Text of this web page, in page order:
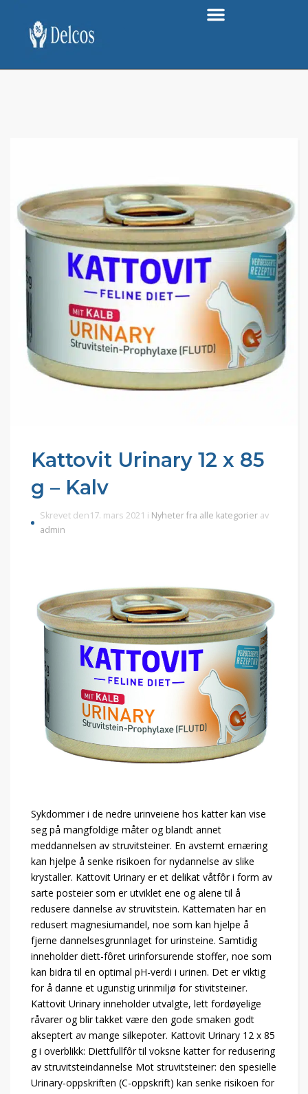
Kattovit Urinary 12 x 85
g – Kalv
Skrevet den17. mars 2021 i Nyheter fra alle kategorier av
admin
Sykdommer i de nedre urinveiene hos katter kan vise
seg på mangfoldige måter og blandt annet
meddannelsen av struvitsteiner. En avstemt ernæring
kan hjelpe å senke risikoen for nydannelse av slike
krystaller. Kattovit Urinary er et delikat våtfôr i form av
sarte posteier som er utviklet ene og alene til å
redusere dannelse av struvitstein. Kattematen har en
redusert magnesiumandel, noe som kan hjelpe å
fjerne dannelsesgrunnlaget for urinsteine. Samtidig
inneholder diett-fôret urinforsurende stoffer, noe som
kan bidra til en optimal pH-verdi i urinen. Det er viktig
for å danne et ugunstig urinmiljø for stivitsteiner.
Kattovit Urinary inneholder utvalgte, lett fordøyelige
råvarer og blir takket være den gode smaken godt
akseptert av mange silkepoter. Kattovit Urinary 12 x 85
g i overblikk: Diettfullfôr til voksne katter for redusering
av struvitsteindannelse Mot struvitsteiner: den spesielle
Urinary-oppskriften (C-oppskrift) kan senke risikoen for